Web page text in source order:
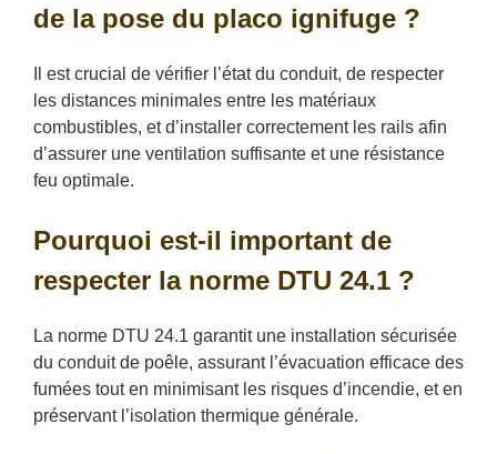
de la pose du placo ignifuge ?
Il est crucial de vérifier l’état du conduit, de respecter
les distances minimales entre les matériaux
combustibles, et d’installer correctement les rails afin
d’assurer une ventilation suffisante et une résistance
feu optimale.
Pourquoi est-il important de
respecter la norme DTU 24.1 ?
La norme DTU 24.1 garantit une installation sécurisée
du conduit de poêle, assurant l’évacuation efficace des
fumées tout en minimisant les risques d’incendie, et en
préservant l’isolation thermique générale.